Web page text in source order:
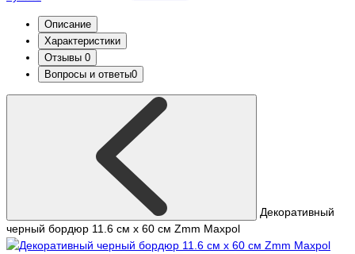
Описание
Характеристики
Отзывы 0
Вопросы и ответы0
Декоративный
черный бордюр 11.6 см х 60 см Zmm Maxpol